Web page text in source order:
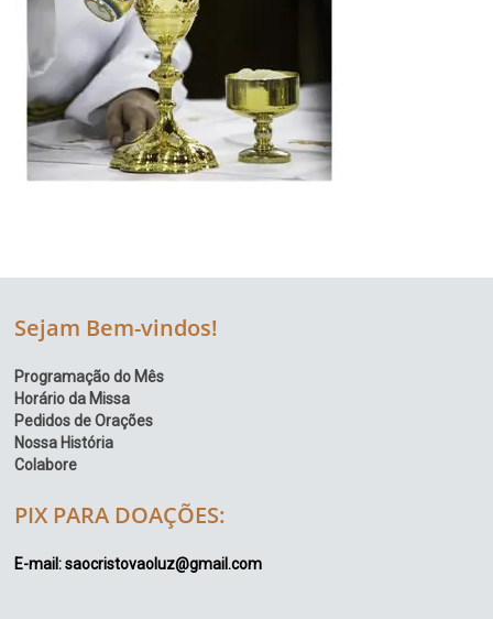
Sejam Bem-vindos!
Programação do Mês
Horário da Missa
Pedidos de Orações
Nossa História
Colabore
PIX PARA DOAÇÕES:
E-mail: saocristovaoluz@gmail.com